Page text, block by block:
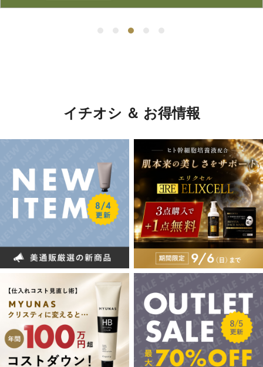
イチオシ ＆ お得情報